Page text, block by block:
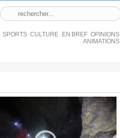
SPORTS CULTURE EN BREF OPINIONS
ANIMATIONS